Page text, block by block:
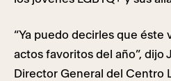
“Ya puedo decirles que éste
actos favoritos del año”, dijo
Director General del Centro